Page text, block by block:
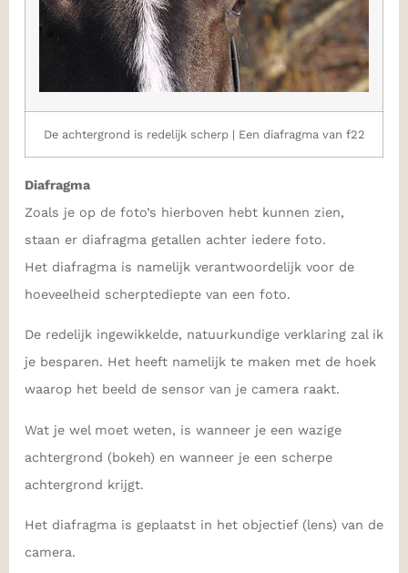
De achtergrond is redelijk scherp | Een diafragma van f22
Diafragma
Zoals je op de foto’s hierboven hebt kunnen zien,
staan er diafragma getallen achter iedere foto.
Het diafragma is namelijk verantwoordelijk voor de
hoeveelheid scherptediepte van een foto.
De redelijk ingewikkelde, natuurkundige verklaring zal ik
je besparen. Het heeft namelijk te maken met de hoek
waarop het beeld de sensor van je camera raakt.
Wat je wel moet weten, is wanneer je een wazige
achtergrond (bokeh) en wanneer je een scherpe
achtergrond krijgt.
Het diafragma is geplaatst in het objectief (lens) van de
camera.